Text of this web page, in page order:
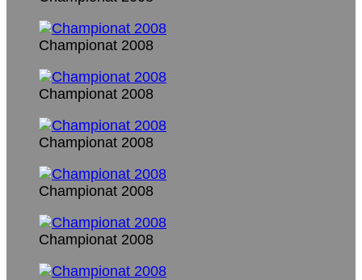
Championat 2008
Championat 2008
Championat 2008
Championat 2008
Championat 2008